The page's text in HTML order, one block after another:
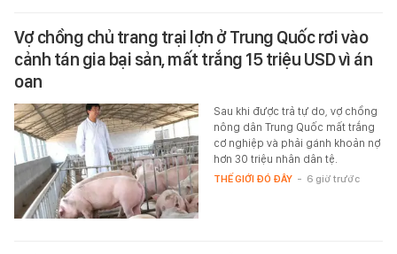
Vợ chồng chủ trang trại lợn ở Trung Quốc rơi vào
cảnh tán gia bại sản, mất trắng 15 triệu USD vì án
oan
Sau khi được trả tự do, vợ chồng
nông dân Trung Quốc mất trắng
cơ nghiệp và phải gánh khoản nợ
hơn 30 triệu nhân dân tệ.
THẾ GIỚI ĐÓ ĐÂY - 6 giờ trước